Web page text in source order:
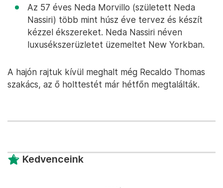
Az 57 éves Neda Morvillo (született Neda
Nassiri) több mint húsz éve tervez és készít
kézzel ékszereket. Neda Nassiri néven
luxusékszerüzletet üzemeltet New Yorkban.
A hajón rajtuk kívül meghalt még Recaldo Thomas
szakács, az ő holttestét már hétfőn megtalálták.
Kedvenceink